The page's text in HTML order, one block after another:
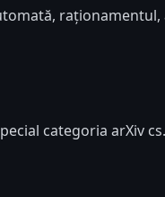
raționamentul,
categoria arXiv